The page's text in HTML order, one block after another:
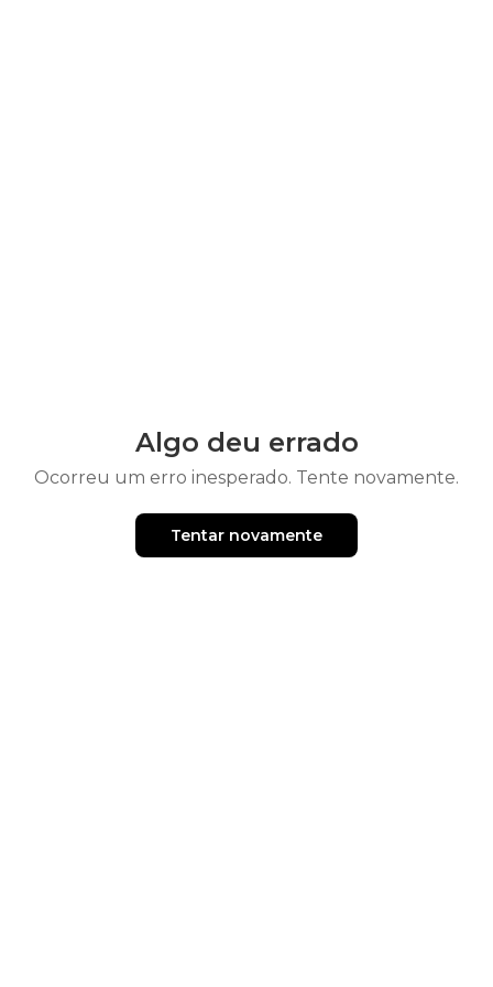
Algo deu errado
Ocorreu um erro inesperado. Tente novamente.
Tentar novamente